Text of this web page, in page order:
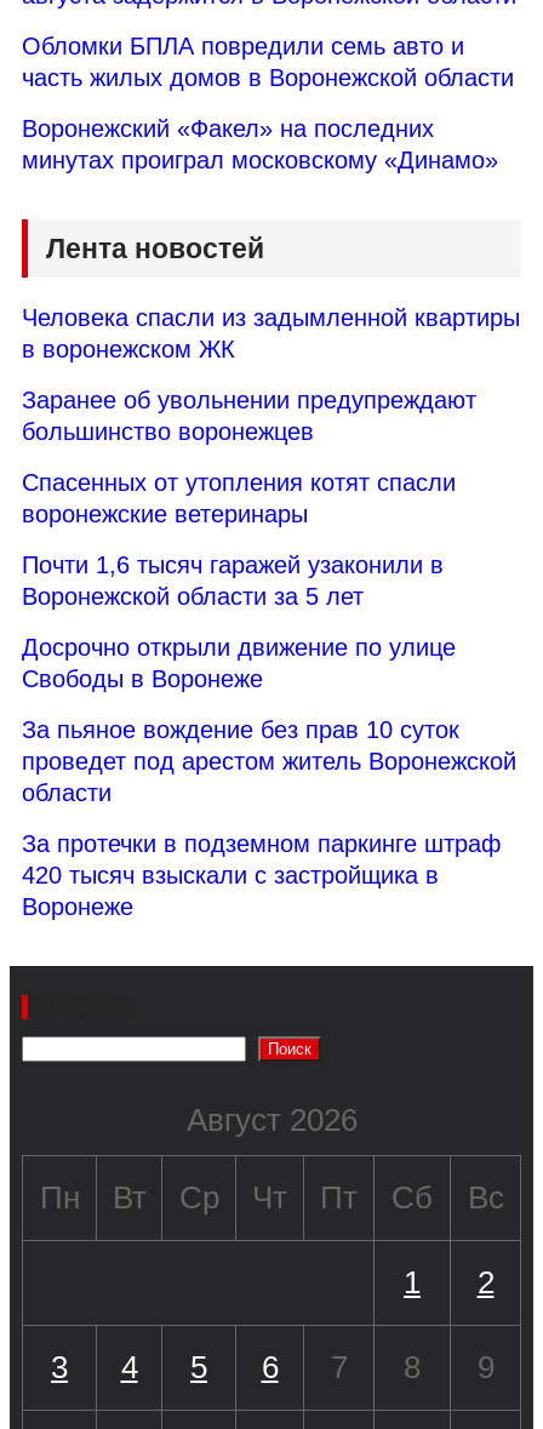
Обломки БПЛА повредили семь авто и
часть жилых домов в Воронежской области
Воронежский «Факел» на последних
минутах проиграл московскому «Динамо»
Лента новостей
Человека спасли из задымленной квартиры
в воронежском ЖК
Заранее об увольнении предупреждают
большинство воронежцев
Спасенных от утопления котят спасли
воронежские ветеринары
Почти 1,6 тысяч гаражей узаконили в
Воронежской области за 5 лет
Досрочно открыли движение по улице
Свободы в Воронеже
За пьяное вождение без прав 10 суток
проведет под арестом житель Воронежской
области
За протечки в подземном паркинге штраф
420 тысяч взыскали с застройщика в
Воронеже
Поиск
Август 2026
Пн Вт Ср Чт Пт Сб Вс
1 2
3 4 5 6 7 8 9